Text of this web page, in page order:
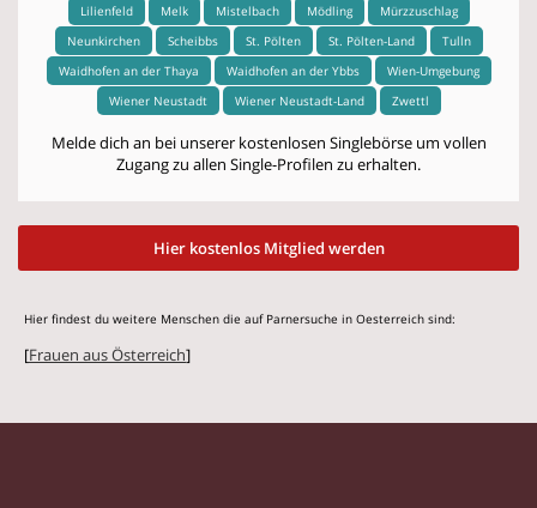
Lilienfeld
Melk Mistelbach Mödling
Mürzzuschlag
Neunkirchen
Scheibbs St. Pölten St. Pölten-Land
Tulln
Waidhofen an der Thaya
Waidhofen an der Ybbs
Wien-Umgebung
Wiener Neustadt
Wiener Neustadt-Land Zwettl
Melde dich an bei unserer kostenlosen Singlebörse um vollen
Zugang zu allen Single-Profilen zu erhalten.
Hier kostenlos Mitglied werden
Hier findest du weitere Menschen die auf Parnersuche in Oesterreich sind:
[Frauen aus Österreich]